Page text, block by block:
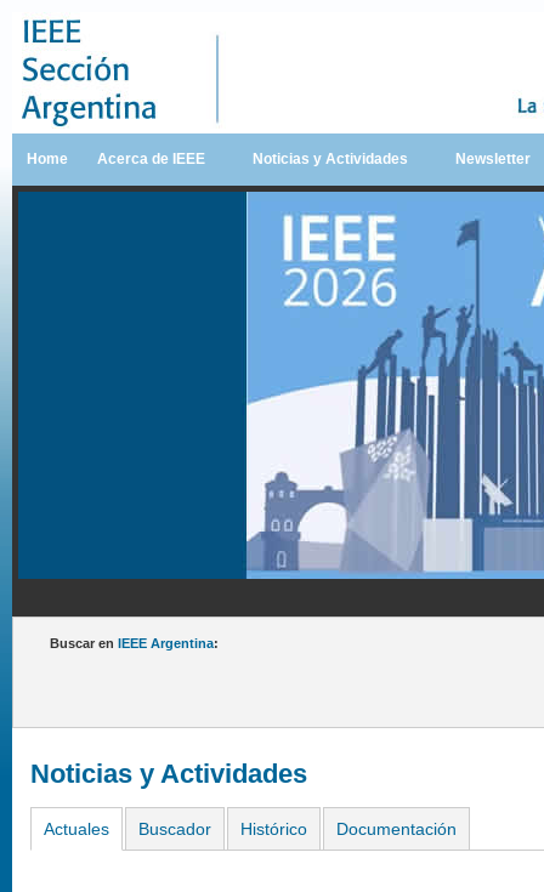
Home Acerca de IEEE Noticias y Actividades Newsletter
Buscar en IEEE Argentina:
Noticias y Actividades
Actuales Buscador Histórico Documentación